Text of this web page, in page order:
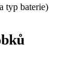
typ baterie)